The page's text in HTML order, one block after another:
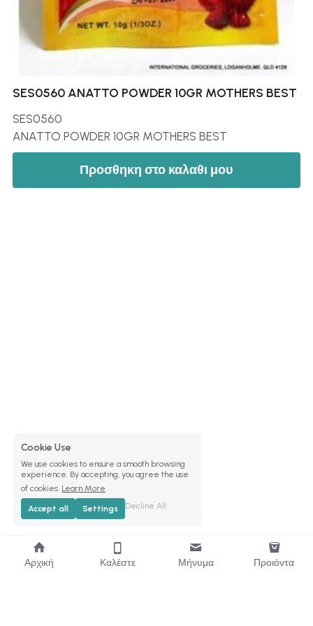
SES0560 ANATTO POWDER 10GR MOTHERS BEST
SES0560
ANATTO POWDER 10GR MOTHERS BEST
Προσθηκη στο καλαθι μου
Αρχική Καλέστε Μήνυμα Προιόντα
Cookie Use
We use cookies to ensure a smooth browsing
experience. By accepting, you agree the use
of cookies. Learn More
Accept all Settings Decline All